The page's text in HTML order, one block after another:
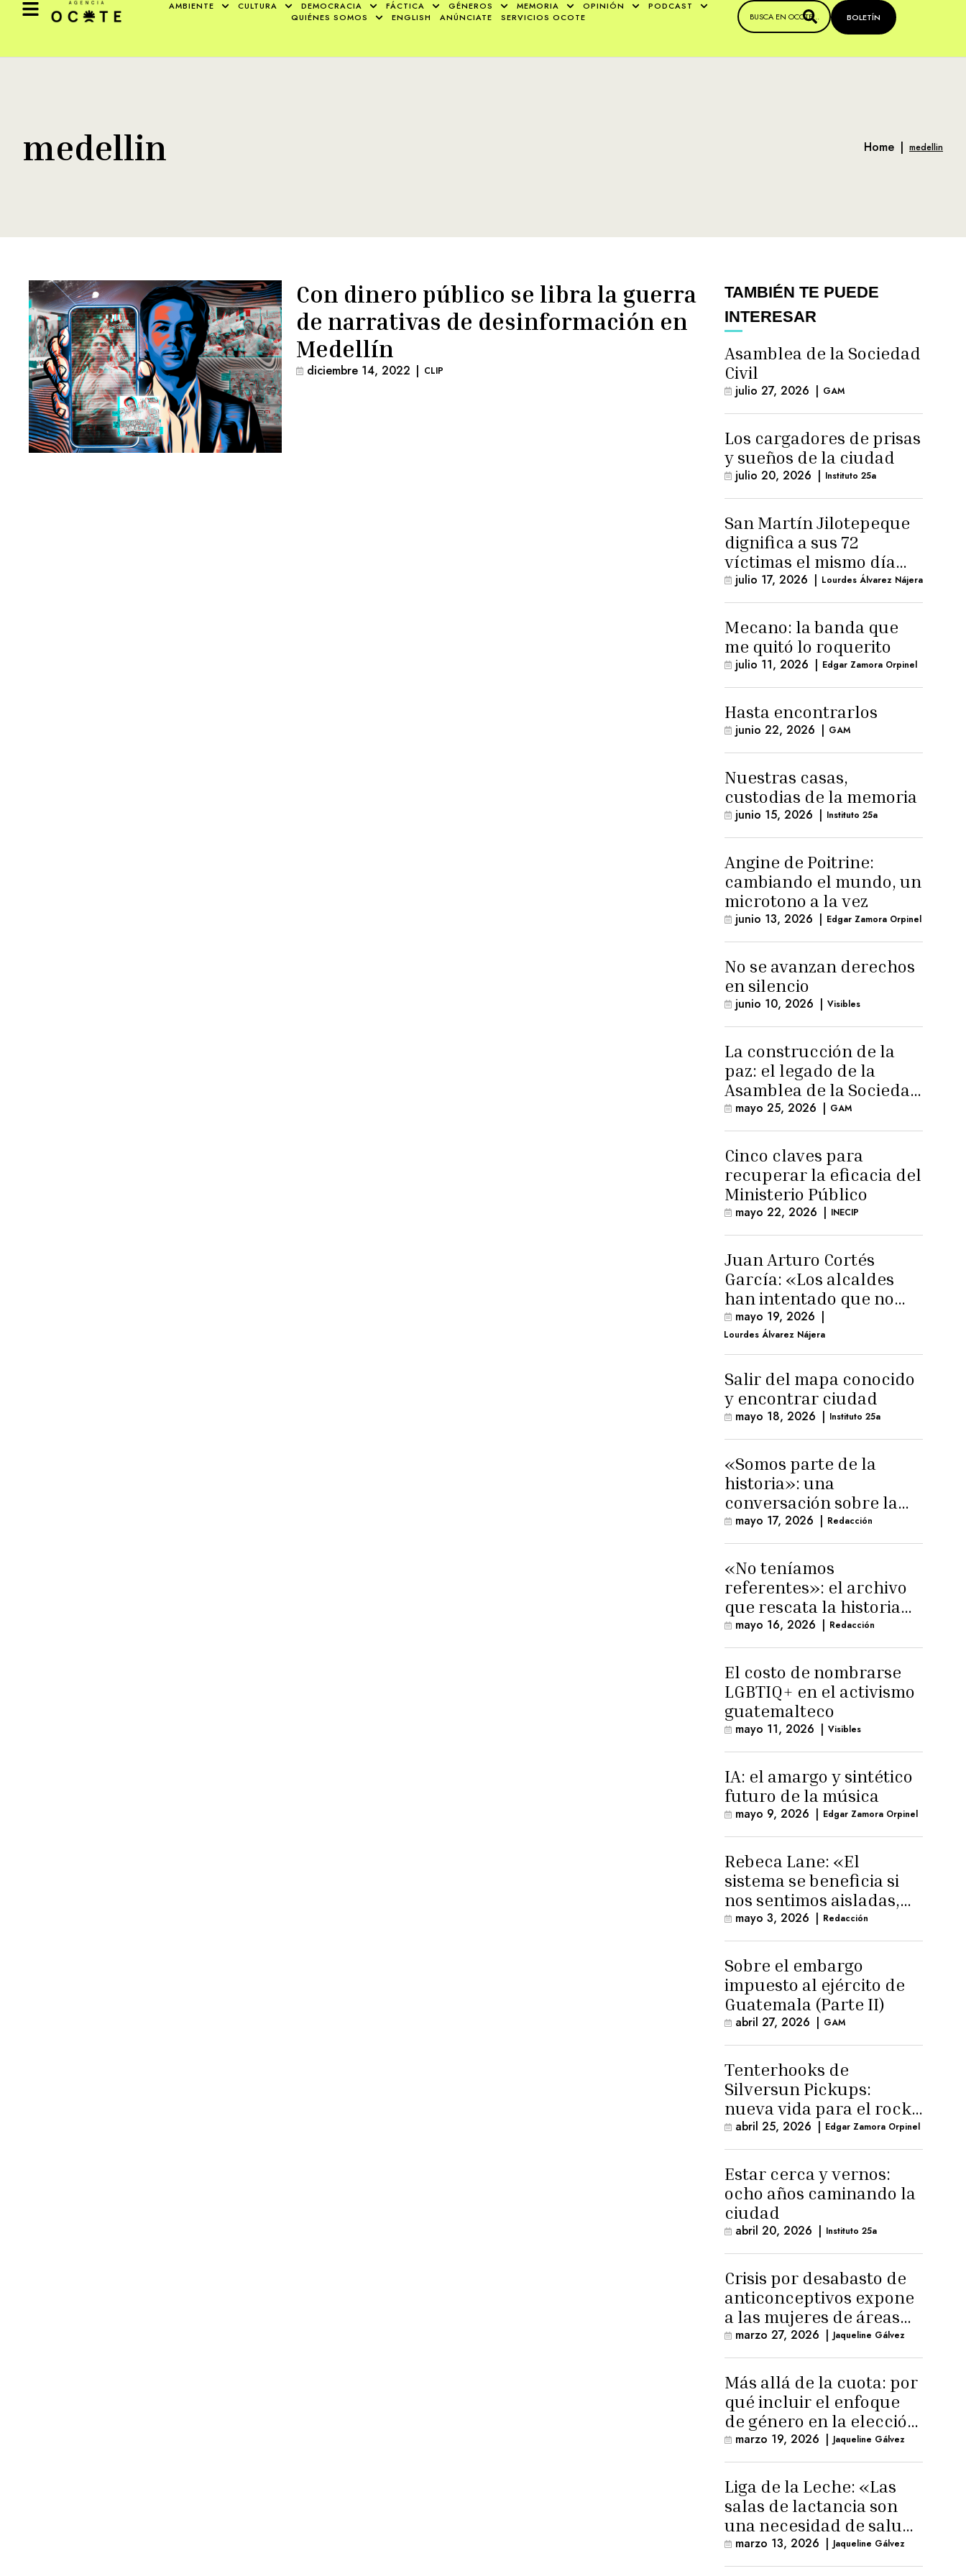
AMBIENTE CULTURA DEMOCRACIA FÁCTICA GÉNEROS MEMORIA OPINIÓN
PODCAST
QUIÉNES SOMOS
ENGLISH ANÚNCIATE SERVICIOS OCOTE BOLETÍN
medellin Home | medellin
Con dinero público se libra la guerra
de narrativas de desinformación en
Medellín
diciembre 14, 2022 | CLIP
TAMBIÉN TE PUEDE
INTERESAR
Asamblea de la Sociedad
Civil
julio 27, 2026 | GAM
Los cargadores de prisas
y sueños de la ciudad
julio 20, 2026 | Instituto 25a
San Martín Jilotepeque
dignifica a sus 72
víctimas el mismo día
que Benedicto Lucas
logra arresto
domiciliario
julio 17, 2026 | Lourdes Álvarez Nájera
Mecano: la banda que
me quitó lo roquerito
julio 11, 2026 | Edgar Zamora Orpinel
Hasta encontrarlos
junio 22, 2026 | GAM
Nuestras casas,
custodias de la memoria
junio 15, 2026 | Instituto 25a
Angine de Poitrine:
cambiando el mundo, un
microtono a la vez
junio 13, 2026 | Edgar Zamora Orpinel
No se avanzan derechos
en silencio
junio 10, 2026 | Visibles
La construcción de la
paz: el legado de la
Asamblea de la Sociedad
Civil
mayo 25, 2026 | GAM
Cinco claves para
recuperar la eficacia del
Ministerio Público
mayo 22, 2026 | INECIP
Juan Arturo Cortés
García: «Los alcaldes
han intentado que no
exista el terreno
comunal»
mayo 19, 2026 |
Lourdes Álvarez Nájera
Salir del mapa conocido
y encontrar ciudad
mayo 18, 2026 | Instituto 25a
«Somos parte de la
historia»: una
conversación sobre la
memoria trans
masculina
mayo 17, 2026 | Redacción
«No teníamos
referentes»: el archivo
que rescata la historia
trans masculina en
Latinoamérica
mayo 16, 2026 | Redacción
El costo de nombrarse
LGBTIQ+ en el activismo
guatemalteco
mayo 11, 2026 | Visibles
IA: el amargo y sintético
futuro de la música
mayo 9, 2026 | Edgar Zamora Orpinel
Rebeca Lane: «El
sistema se beneficia si
nos sentimos aisladas,
sin esperanza o espacio
para la ternura»
mayo 3, 2026 | Redacción
Sobre el embargo
impuesto al ejército de
Guatemala (Parte II)
abril 27, 2026 | GAM
Tenterhooks de
Silversun Pickups:
nueva vida para el rock
alternativo
abril 25, 2026 | Edgar Zamora Orpinel
Estar cerca y vernos:
ocho años caminando la
ciudad
abril 20, 2026 | Instituto 25a
Crisis por desabasto de
anticonceptivos expone
a las mujeres de áreas
rurales
marzo 27, 2026 | Jaqueline Gálvez
Más allá de la cuota: por
qué incluir el enfoque
de género en la elección
de Fiscal General
marzo 19, 2026 | Jaqueline Gálvez
Liga de la Leche: «Las
salas de lactancia son
una necesidad de salud
pública»
marzo 13, 2026 | Jaqueline Gálvez